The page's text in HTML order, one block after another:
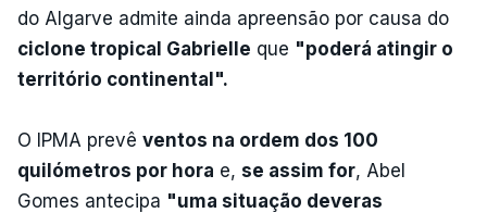
do Algarve admite ainda apreensão por causa do
ciclone tropical Gabrielle que "poderá atingir o
território continental".
O IPMA prevê ventos na ordem dos 100
quilómetros por hora e, se assim for, Abel
Gomes antecipa "uma situação deveras